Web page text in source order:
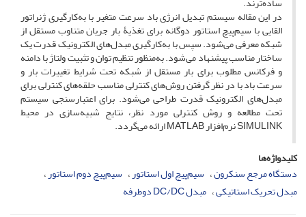
در این مقاله سیستم تبدیل انرژی باد سرعت متغیر با به‌کارگیری ژنراتور
القایی با سیم‌پیچ استاتور دوگانه برای تغذیۀ بار جریان متناوب مستقل از
شبکه معرفی می‌شود. سپس با به‌کارگیری مبدل‌های الکترونیک قدرت یک
ساختار مناسب پیشنهاد می‌شود. به‌منظور تنظیم توان و تثبیت ولتاژ با دامنه
و فرکانس مطلوب برای بار مستقل از شبکه تحت شرایط تغییرات بار و
سرعت باد با در نظر گرفتن روش‌های کنترلی مناسب حلقه‌های کنترلی برای
مبدل‌های الکترونیک قدرت طراحی می‌شود. برای اعتبارسنجی سیستم
تحت مطالعه و روش‌ کنترلی مورد نظر، نتایج شبیه‌سازی در محیط
SIMULINK نرم‌افزار MATLAB ارائه می‌گردد.
کلیدواژه‌ها
دستگاه مرجع سنکرون سیم‌پیچ اول استاتور سیم‌پیچ دوم استاتور
مبدل تحریک استاتیکی مبدل DC/DC دوطرفه